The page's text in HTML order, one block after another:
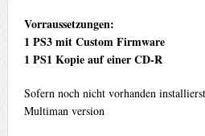
Vorraussetzungen:
1 PS3 mit Custom Firmware
1 PS1 Kopie auf einer CD-R
Sofern noch nicht vorhanden
Multiman version